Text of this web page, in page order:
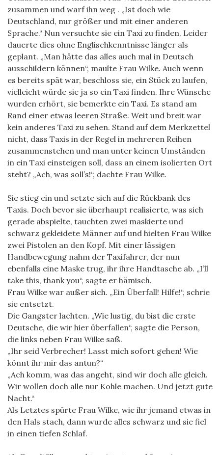
zusammen und warf ihn weg . „Ist doch wie
Deutschland, nur größer und mit einer anderen
Sprache.“ Nun versuchte sie ein Taxi zu finden. Leider
dauerte dies ohne Englischkenntnisse länger als
geplant. „Man hätte das alles auch mal in Deutsch
ausschildern können“, maulte Frau Wilke. Auch wenn
es bereits spät war, beschloss sie, ein Stück zu laufen,
vielleicht würde sie ja so ein Taxi finden. Ihre Wünsche
wurden erhört, sie bemerkte ein Taxi. Es stand am
Rand einer etwas leeren Straße. Weit und breit war
kein anderes Taxi zu sehen. Stand auf dem Merkzettel
nicht, dass Taxis in der Regel in mehreren Reihen
zusammenstehen und man unter keinen Umständen
in ein Taxi einsteigen soll, dass an einem isolierten Ort
steht? „Ach, was soll’s!“, dachte Frau Wilke.
Sie stieg ein und setzte sich auf die Rückbank des
Taxis. Doch bevor sie überhaupt realisierte, was sich
gerade abspielte, tauchten zwei maskierte und
schwarz gekleidete Männer auf und hielten Frau Wilke
zwei Pistolen an den Kopf. Mit einer lässigen
Handbewegung nahm der Taxifahrer, der nun
ebenfalls eine Maske trug, ihr ihre Handtasche ab. „I’ll
take this, thank you“, sagte er hämisch.
Frau Wilke war außer sich. „Ein Überfall! Hilfe!“, schrie
sie entsetzt.
Die Gangster lachten. „Wie lustig, du bist die erste
Deutsche, die wir hier überfallen“, sagte die Person,
die links neben Frau Wilke saß.
„Ihr seid Verbrecher! Lasst mich sofort gehen! Wie
könnt ihr mir das antun?“
„Ach komm, was das angeht, sind wir doch alle gleich.
Wir wollen doch alle nur Kohle machen. Und jetzt gute
Nacht.“
Als Letztes spürte Frau Wilke, wie ihr jemand etwas in
den Hals stach, dann wurde alles schwarz und sie fiel
in einen tiefen Schlaf.